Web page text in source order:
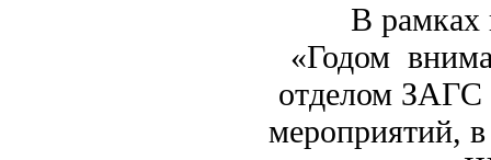
В рамках
«Годом
отделом ЗАГС
мероприятий,